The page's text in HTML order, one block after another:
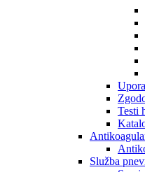
Testi
Služba